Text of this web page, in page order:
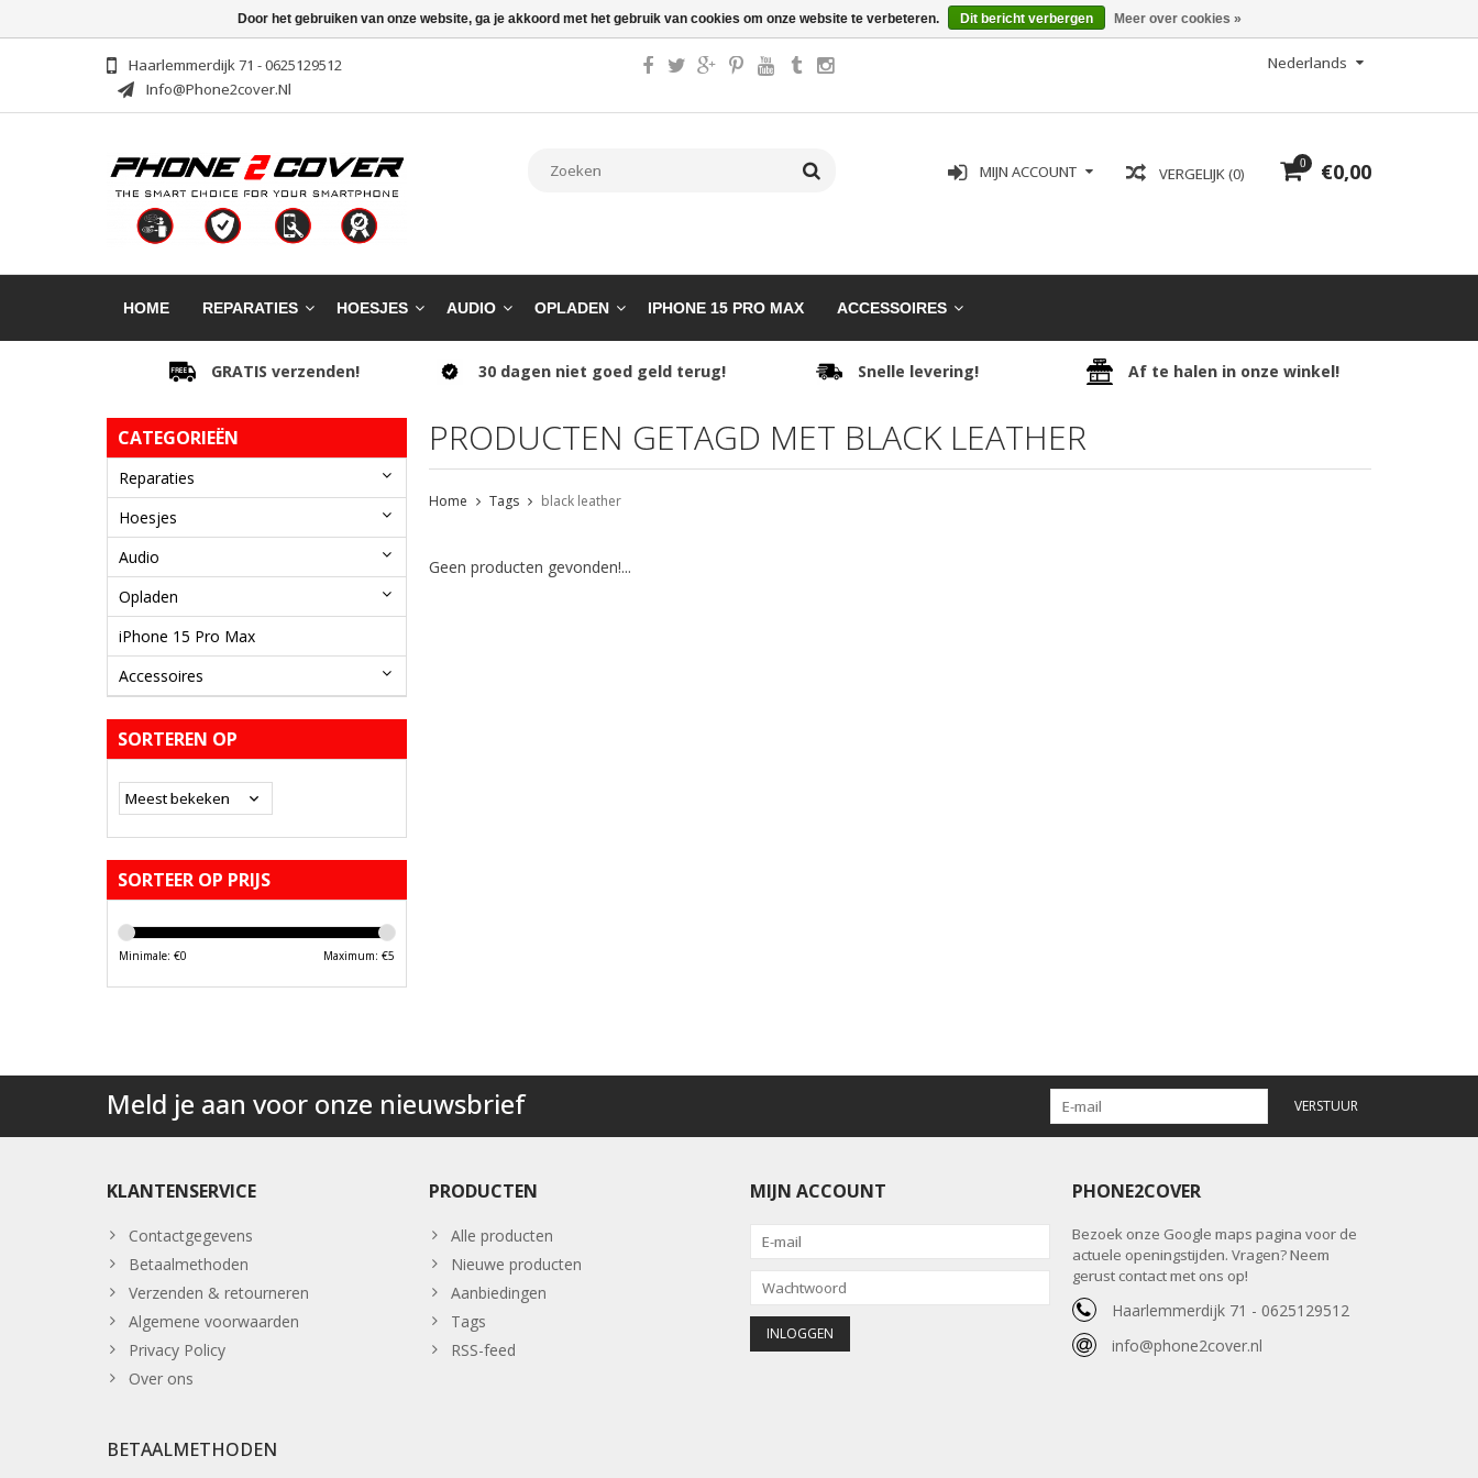
Haarlemmerdijk 71 - 0625129512
Info@phone2cover.nl
Nederlands
0 €0,00
VERGELIJK (0)
MIJN ACCOUNT
HOME REPARATIES HOESJES AUDIO OPLADEN IPHONE 15 PRO MAX ACCESSOIRES
GRATIS verzenden! 30 dagen niet goed geld terug! Snelle levering! Af te halen in onze winkel!
CATEGORIEËN
Reparaties
Hoesjes
Audio
Opladen
iPhone 15 Pro Max
Accessoires
SORTEREN OP
SORTEER OP PRIJS
Minimale: €0 Maximum: €5
PRODUCTEN GETAGD MET BLACK LEATHER
Home Tags black leather
Geen producten gevonden!...
Meld je aan voor onze nieuwsbrief VERSTUUR
KLANTENSERVICE
Contactgegevens
Betaalmethoden
Verzenden & retourneren
Algemene voorwaarden
Privacy Policy
Over ons
PRODUCTEN
Alle producten
Nieuwe producten
Aanbiedingen
Tags
RSS-feed
MIJN ACCOUNT PHONE2COVER
Bezoek onze Google maps pagina voor de
actuele openingstijden. Vragen? Neem
gerust contact met ons op!
Haarlemmerdijk 71 - 0625129512
info@phone2cover.nl
BETAALMETHODEN
Door het gebruiken van onze website, ga je akkoord met het gebruik van cookies om onze website te verbeteren. Dit bericht verbergen Meer over cookies »